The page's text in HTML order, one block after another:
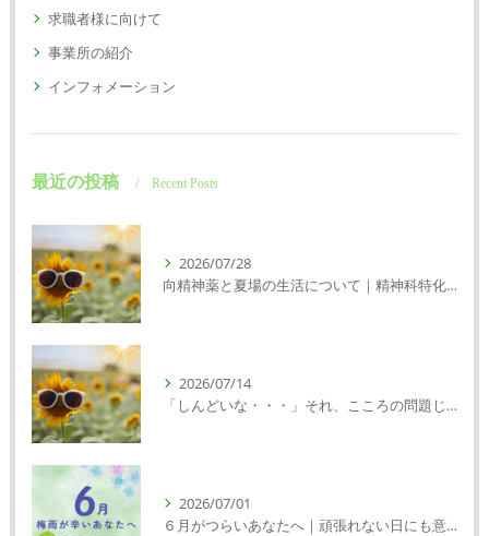
求職者様に向けて
事業所の紹介
インフォメーション
最近の投稿 Recent Posts
2026/07/28
向精神薬と夏場の生活について｜精神科特化訪問看護ミント【明石市・神戸市垂水区・神戸市西区】
2026/07/14
「しんどいな・・・」それ、こころの問題じゃないかもしれません｜精神科特化訪問看護ミント【明石市・神戸市西区・垂水区】
2026/07/01
６月がつらいあなたへ｜頑張れない日にも意味がある